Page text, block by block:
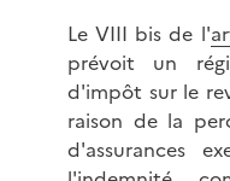
Le VIII bis de l'
prévoit un
d'impôt sur le
raison de la
d'assurances